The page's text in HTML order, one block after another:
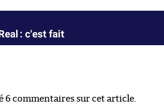
: c'est fait
6 commentaires sur cet article.